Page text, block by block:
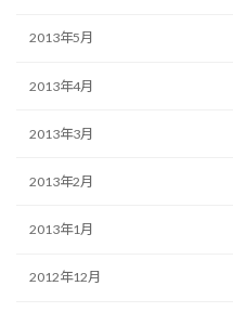
2013年5月
2013年4月
2013年3月
2013年2月
2013年1月
2012年12月